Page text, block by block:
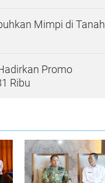
Mimpi di Tanah
Promo
Ribu